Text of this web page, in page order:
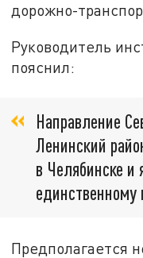
дорожно-
Руководитель
пояснил:
Направление
Ленинский
в Челябинске и
Предполагается